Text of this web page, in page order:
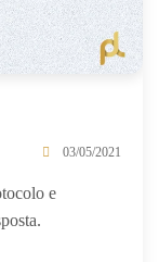
03/05/2021
e